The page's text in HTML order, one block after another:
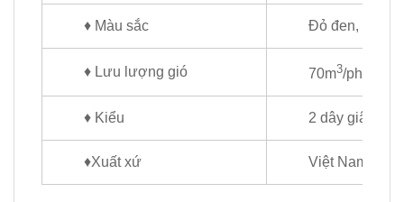
♦ Màu sắc Đỏ đen, xanh
♦ Lưu lượng gió 70m3/phút
♦ Kiểu 2 dây giật
♦Xuất xứ Việt Nam